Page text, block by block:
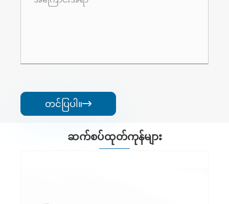
တင်ပြပါ။
ဆက်စပ်ထုတ်ကုန်များ
ပိုမိုကြည့်ရှုပါ။ >>